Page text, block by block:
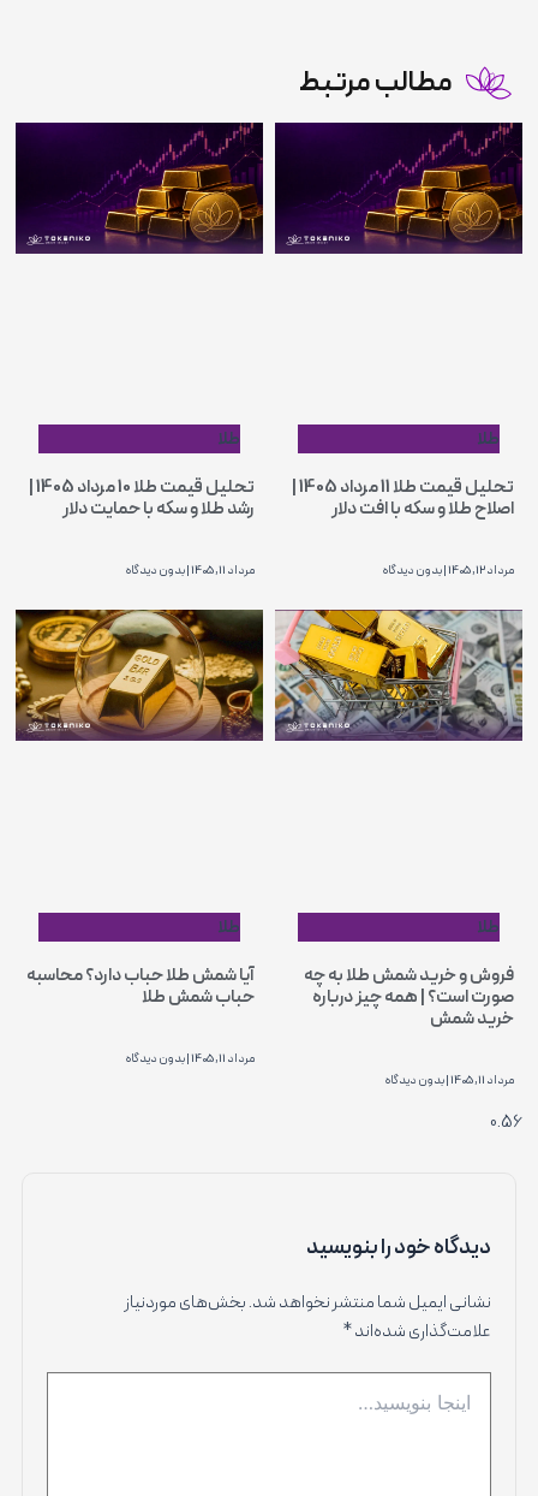
مطالب مرتبط
طلا
تحلیل قیمت طلا 11 مرداد 1405 |
اصلاح طلا و سکه با افت دلار
مرداد 12, 1405 بدون دیدگاه
طلا
تحلیل قیمت طلا 10 مرداد 1405 |
رشد طلا و سکه با حمایت دلار
مرداد 11, 1405 بدون دیدگاه
طلا
فروش و خرید شمش طلا به چه
صورت است؟ | همه چیز درباره
خرید شمش
مرداد 11, 1405 بدون دیدگاه
طلا
آیا شمش طلا حباب دارد؟ محاسبه
حباب شمش طلا
مرداد 11, 1405 بدون دیدگاه
دیدگاه‌ خود را بنویسید
نشانی ایمیل شما منتشر نخواهد شد.بخش‌های موردنیاز
علامت‌گذاری شده‌اند*
بنویسید…